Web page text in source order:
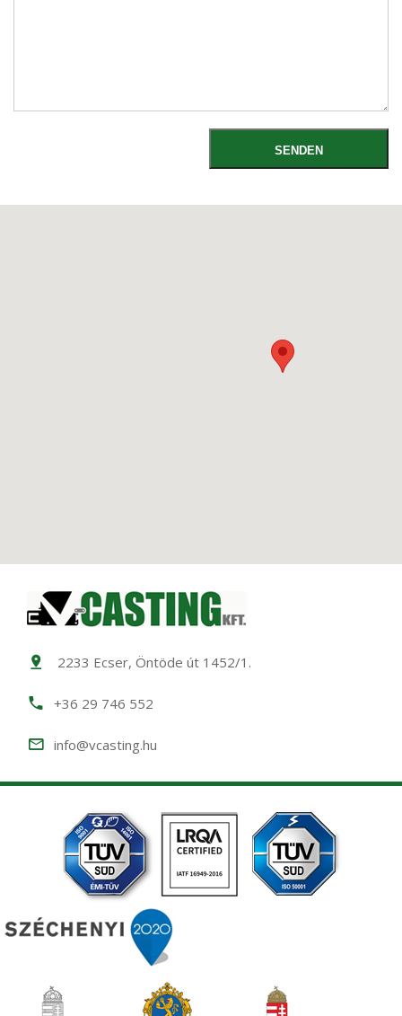
2233 Ecser, Öntöde út 1452/1.
+36 29 746 552
info@vcasting.hu